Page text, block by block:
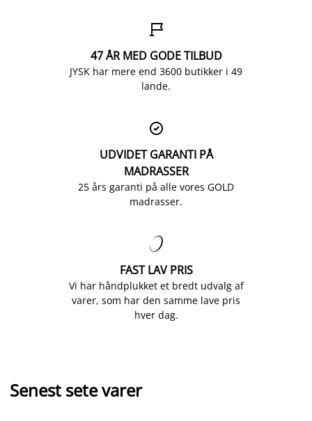

47 ÅR MED GODE TILBUD
JYSK har mere end 3600 butikker i 49
lande.

UDVIDET GARANTI PÅ
MADRASSER
25 års garanti på alle vores GOLD
madrasser.

FAST LAV PRIS
Vi har håndplukket et bredt udvalg af
varer, som har den samme lave pris
hver dag.
Senest sete varer